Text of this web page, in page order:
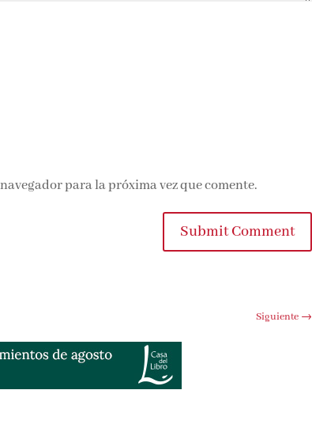
para la próxima vez que comente.
Submit Comment
Siguiente→